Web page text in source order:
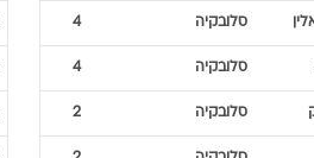
סלובקיה 4
סלובקיה 4
סלובקיה 2